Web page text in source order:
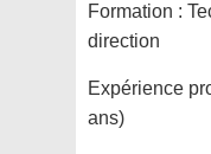
Formation :
direction
Expérience
ans)